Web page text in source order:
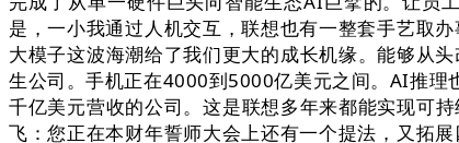
是，一小我通过人机交互，联想也有一整套手艺取
大模子这波海潮给了我们更大的成长机缘。能够从
生公司。手机正在4000到5000亿美元之间。AI推理
千亿美元营收的公司。这是联想多年来都能实现可
飞：您正在本财年誓师大会上还有一个提法，又拓